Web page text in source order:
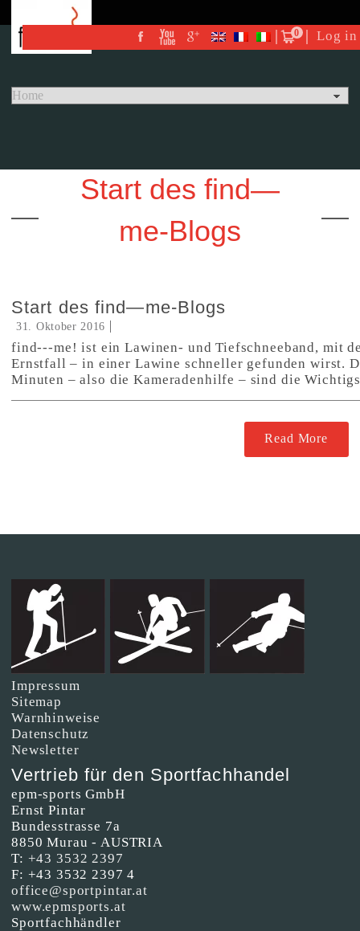
0 Log in
Start des find—
me-Blogs
Start des find—me-Blogs
31. Oktober 2016
find---me! ist ein Lawinen- und Tiefschneeband, mit
Ernstfall – in einer Lawine schneller gefunden wirst.
Minuten – also die Kameradenhilfe – sind die
Read More
Impressum
Sitemap
Warnhinweise
Datenschutz
Newsletter
Vertrieb für den Sportfachhandel
epm-sports GmbH
Ernst Pintar
Bundesstrasse 7a
8850 Murau - AUSTRIA
T: +43 3532 2397
F: +43 3532 2397 4
office@sportpintar.at
www.epmsports.at
Sportfachhändler